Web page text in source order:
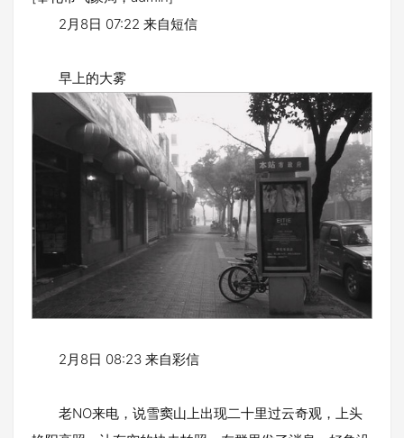
2月8日 07:22 来自短信
早上的大雾
2月8日 08:23 来自彩信
老NO来电，说雪窦山上出现二十里过云奇观，上头